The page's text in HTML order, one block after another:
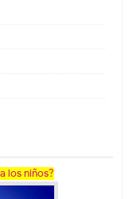
los niños?